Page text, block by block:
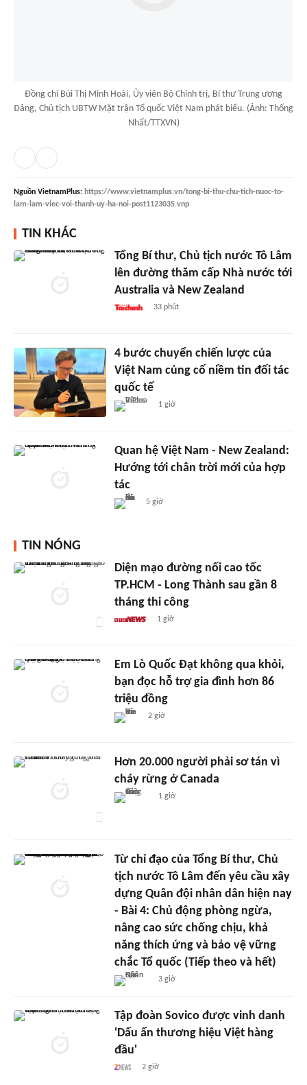
Đồng chí Bùi Thị Minh Hoài, Ủy viên Bộ Chính trị, Bí thư Trung ương
Đảng, Chủ tịch UBTW Mặt trận Tổ quốc Việt Nam phát biểu. (Ảnh: Thống
Nhất/TTXVN)
Nguồn VietnamPlus: https://www.vietnamplus.vn/tong-bi-thu-chu-tich-nuoc-to-
lam-lam-viec-voi-thanh-uy-ha-noi-post1123035.vnp
TIN KHÁC
Tổng Bí thư, Chủ tịch nước Tô Lâm
lên đường thăm cấp Nhà nước tới
Australia và New Zealand
33 phút
4 bước chuyển chiến lược của
Việt Nam củng cố niềm tin đối tác
quốc tế
1 giờ
Quan hệ Việt Nam - New Zealand:
Hướng tới chân trời mới của hợp
tác
5 giờ
TIN NÓNG
Diện mạo đường nối cao tốc
TP.HCM - Long Thành sau gần 8
tháng thi công
1 giờ
Em Lò Quốc Đạt không qua khỏi,
bạn đọc hỗ trợ gia đình hơn 86
triệu đồng
2 giờ
Hơn 20.000 người phải sơ tán vì
cháy rừng ở Canada
1 giờ
Từ chỉ đạo của Tổng Bí thư, Chủ
tịch nước Tô Lâm đến yêu cầu xây
dựng Quân đội nhân dân hiện nay
- Bài 4: Chủ động phòng ngừa,
nâng cao sức chống chịu, khả
năng thích ứng và bảo vệ vững
chắc Tổ quốc (Tiếp theo và hết)
3 giờ
Tập đoàn Sovico được vinh danh
'Dấu ấn thương hiệu Việt hàng
đầu'
2 giờ